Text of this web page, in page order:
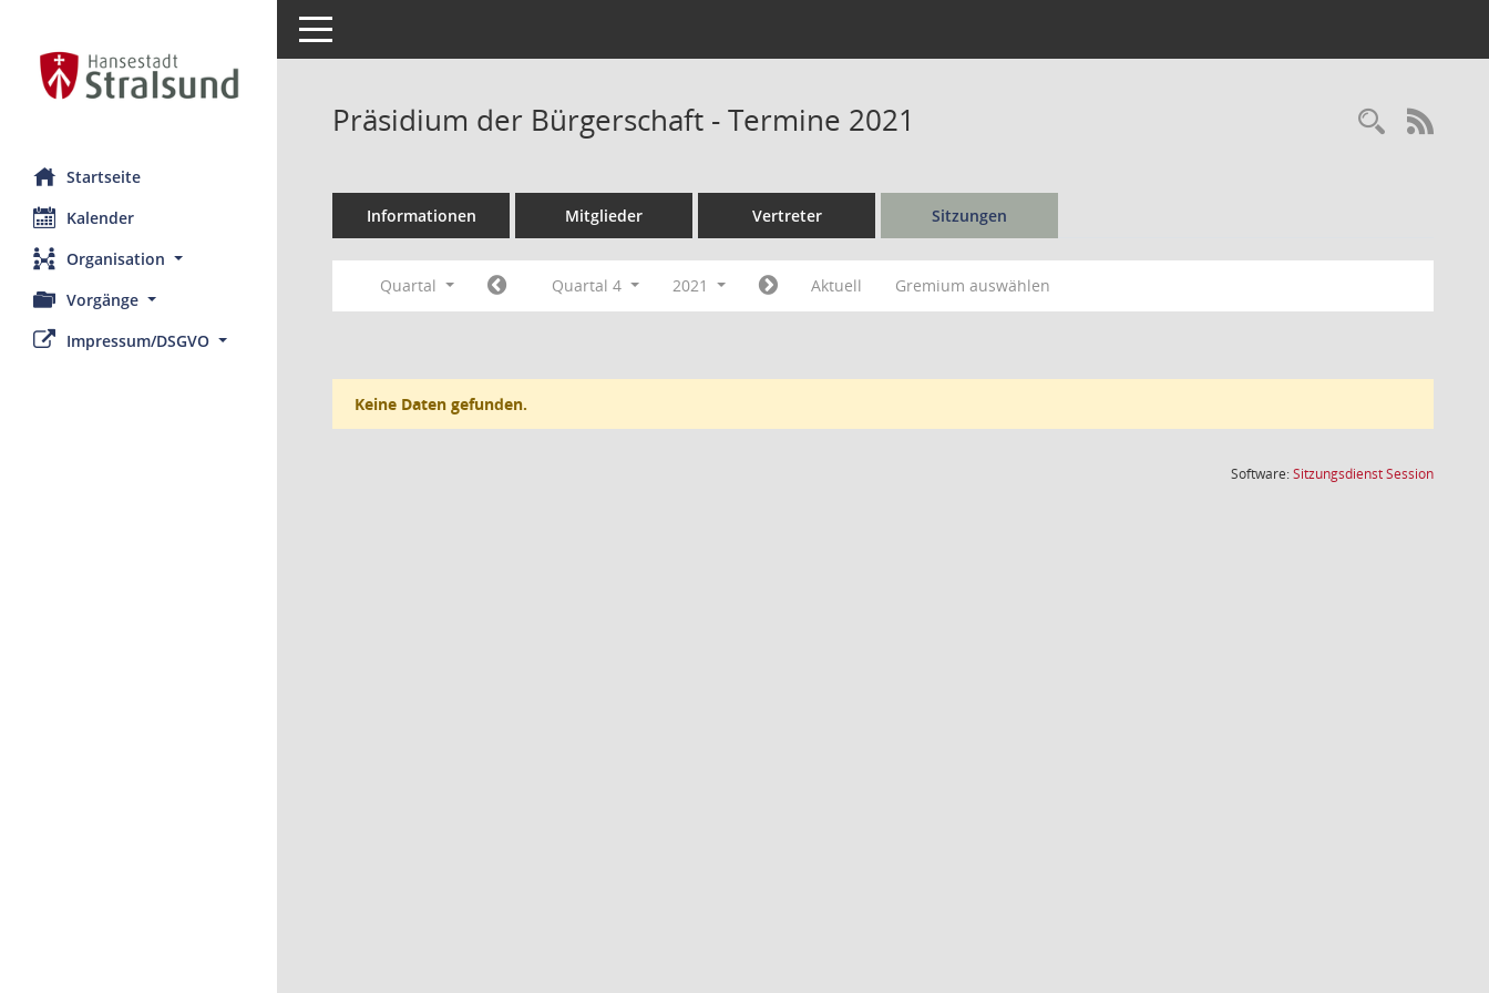
Startseite
Kalender
Organisation
Vorgänge
Impressum/DSGVO
Toggle navigation
Präsidium der Bürgerschaft - Termine 2021
Informationen Mitglieder Vertreter Sitzungen
Quartal Quartal 4 2021 Aktuell Gremium auswählen
Keine Daten gefunden.
Software:SitzungsdienstSession(Wird in